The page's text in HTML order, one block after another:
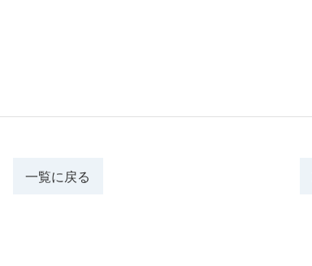
一覧に戻る